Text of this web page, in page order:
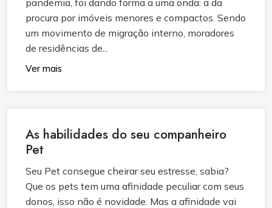
pandemia, foi dando forma a uma onda: a da
procura por imóveis menores e compactos. Sendo
um movimento de migração interno, moradores
de residências de...
Ver mais
As habilidades do seu companheiro
Pet
Seu Pet consegue cheirar seu estresse, sabia?
Que os pets tem uma afinidade peculiar com seus
donos, isso não é novidade. Mas a afinidade vai